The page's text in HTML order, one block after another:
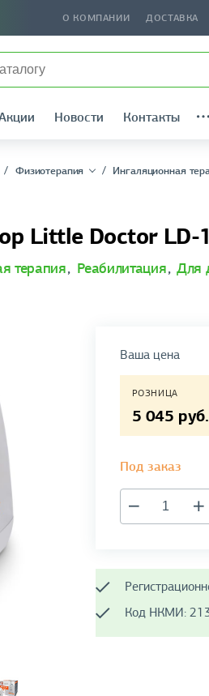
О КОМПАНИИ ДОСТАВКА
Новости Контакты
Физиотерапия Ингаляционная
Little Doctor LD-
терапия, Реабилитация, Для
Ваша цена
РОЗНИЦА
5 045 руб.
Под заказ
Код НКМИ: